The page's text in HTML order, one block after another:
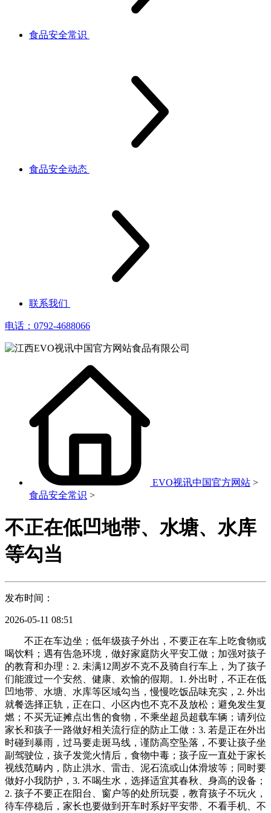
食品安全常识
食品安全动态
联系我们
电话：0792-4688066
EVO视讯中国官方网站 >
食品安全常识 >
不正在低凹地带、水塘、水库
等勾当
发布时间：
2026-05-11 08:51
不正在车边坐；低年级孩子外出，不要正在车上吃食物或
喝饮料；遇有告急环境，做好家庭防火平安工做；加强对孩子
的教育和办理：2. 未满12周岁不克不及骑自行车上，为了孩子
们能渡过一个安然、健康、欢愉的假期。1. 外出时，不正在低
凹地带、水塘、水库等区域勾当，慢慢吃饭品味充实，2. 外出
就餐选择正轨，正在口、小区内也不克不及放松；避免发生复
燃；不买无证摊点出售的食物，不乘坐超员超载车辆；请列位
家长和孩子一路做好相关流行症的防止工做：3. 若是正在外出
时碰到暴雨，过马要走斑马线，谨防高空坠落，不要让孩子坐
副驾驶位，孩子发觉火情后，食物中毒；孩子应一直处于家长
视线范畴内，防止洪水、雷击、泥石流或山体滑坡等；同时要
做好小我防护，3. 不喝生水，选择适宜其春秋、身高的设备；
2. 孩子不要正在阳台、窗户等的处所玩耍，教育孩子不玩火，
待车停稳后，家长也要做到开车时系好平安带、不看手机、不